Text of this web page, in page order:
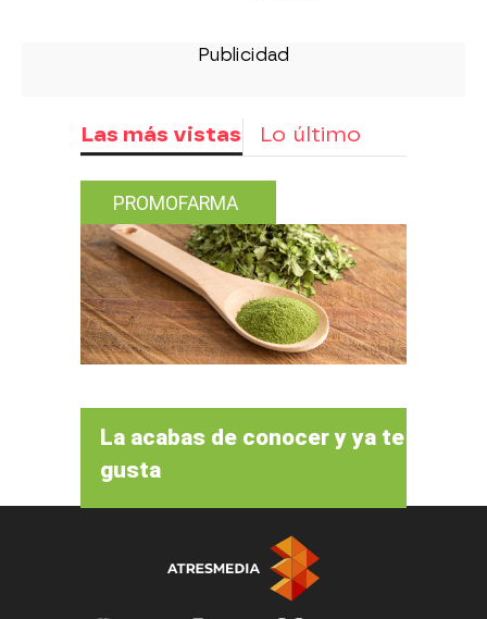
Las más vistas Lo último
PROMOFARMA
La acabas de conocer y ya te
gusta